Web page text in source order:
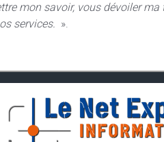
mon savoir, vous dévoiler
services. ».